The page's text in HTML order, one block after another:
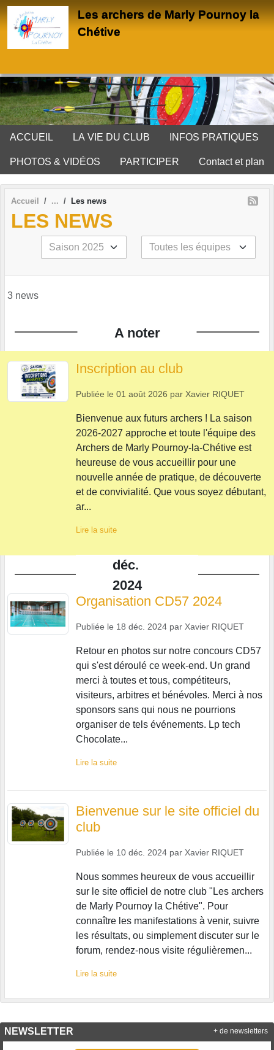
Les archers de Marly Pournoy la
Chétive
ACCUEIL LA VIE DU CLUB INFOS PRATIQUES
PHOTOS & VIDÉOS PARTICIPER Contact et plan
Accueil Les news
LES NEWS
3 news
A noter
Inscription au club
Publiée le 01 août 2026 par Xavier RIQUET
Bienvenue aux futurs archers ! La saison
2026-2027 approche et toute l'équipe des
Archers de Marly Pournoy-la-Chétive est
heureuse de vous accueillir pour une
nouvelle année de pratique, de découverte
et de convivialité. Que vous soyez débutant,
ar...
Lire la suite
déc.
2024
Organisation CD57 2024
Publiée le 18 déc. 2024 par Xavier RIQUET
Retour en photos sur notre concours CD57
qui s'est déroulé ce week-end. Un grand
merci à toutes et tous, compétiteurs,
visiteurs, arbitres et bénévoles. Merci à nos
sponsors sans qui nous ne pourrions
organiser de tels événements. Lp tech
Chocolate...
Lire la suite
Bienvenue sur le site officiel du
club
Publiée le 10 déc. 2024 par Xavier RIQUET
Nous sommes heureux de vous accueillir
sur le site officiel de notre club "Les archers
de Marly Pournoy la Chétive". Pour
connaître les manifestations à venir, suivre
les résultats, ou simplement discuter sur le
forum, rendez-nous visite régulièremen...
Lire la suite
NEWSLETTER + de newsletters
Panneau de gestion des cookies